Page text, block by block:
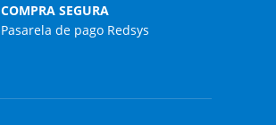
COMPRA SEGURA
Pasarela de pago Redsys